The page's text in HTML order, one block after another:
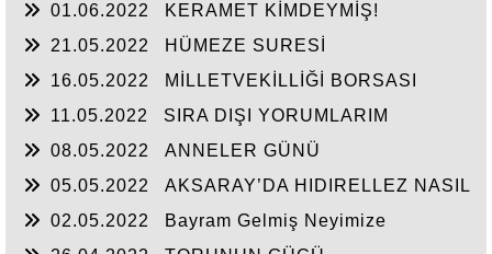
01.06.2022
KERAMET KİMDEYMİŞ!
21.05.2022
HÜMEZE SURESİ
16.05.2022
MİLLETVEKİLLİĞİ BORSASI
11.05.2022
SIRA DIŞI YORUMLARIM
08.05.2022
ANNELER GÜNÜ
05.05.2022
AKSARAY’DA HIDIRELLEZ NASIL
02.05.2022
Bayram Gelmiş Neyimize